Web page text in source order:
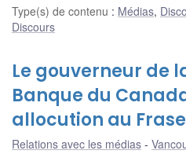
Type(s) de contenu : Médias,
Discours
Le gouverneur de
Banque du
allocution au
Relations avec les médias